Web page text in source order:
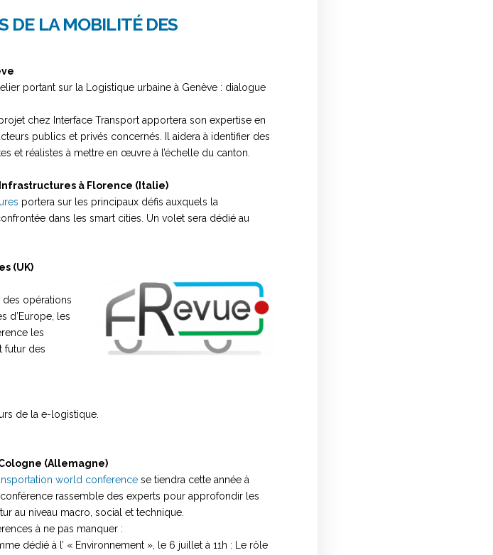
DE LA MOBILITÉ DES
portant sur la Logistique urbaine à Genève : dialogue
chez Interface Transport apportera son expertise en
publics et privés concernés. Il aidera à identifier des
et réalistes à mettre en œuvre à l’échelle du canton.
à Florence (Italie)
portera sur les principaux défis auxquels la
dans les smart cities. Un volet sera dédié au
(UK)
opérations
d’Europe, les
les
futur des
de la e-logistique.
(Allemagne)
world conference se tiendra cette année à
rassemble des experts pour approfondir les
au niveau macro, social et technique.
à ne pas manquer :
dédié à l’ « Environnement », le 6 juillet à 11h : Le rôle